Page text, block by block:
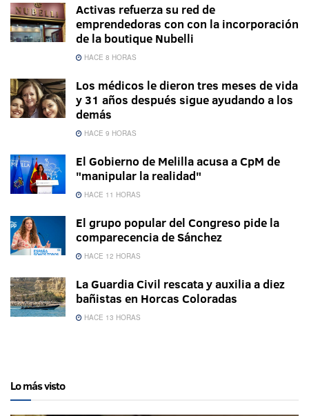
Activas refuerza su red de
emprendedoras con con la incorporación
de la boutique Nubelli
HACE 8 HORAS
Los médicos le dieron tres meses de vida
y 31 años después sigue ayudando a los
demás
HACE 9 HORAS
El Gobierno de Melilla acusa a CpM de
"manipular la realidad"
HACE 11 HORAS
El grupo popular del Congreso pide la
comparecencia de Sánchez
HACE 12 HORAS
La Guardia Civil rescata y auxilia a diez
bañistas en Horcas Coloradas
HACE 13 HORAS
Lo más visto